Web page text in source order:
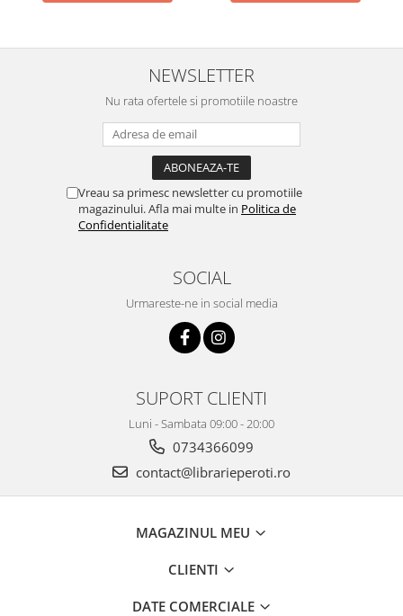
NEWSLETTER
Nu rata ofertele si promotiile noastre
Vreau sa primesc newsletter cu promotiile
magazinului. Afla mai multe in Politica de
Confidentialitate
SOCIAL
Urmareste-ne in social media
SUPORT CLIENTI
Luni - Sambata 09:00 - 20:00
0734366099
contact@librarieperoti.ro
MAGAZINUL MEU
CLIENTI
DATE COMERCIALE